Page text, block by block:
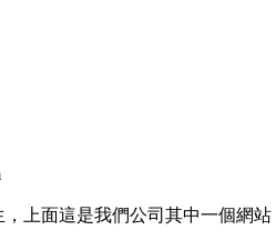
上面這是我們公司其中一個網站